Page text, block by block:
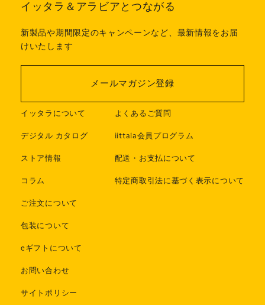
イッタラ＆アラビアとつながる
新製品や期間限定のキャンペーンなど、最新情報をお届
けいたします
メールマガジン登録
イッタラについて
デジタル カタログ
ストア情報
コラム
ご注文について
包装について
eギフトについて
よくあるご質問
iittala会員プログラム
配送・お支払について
特定商取引法に基づく表示について
お問い合わせ
サイトポリシー